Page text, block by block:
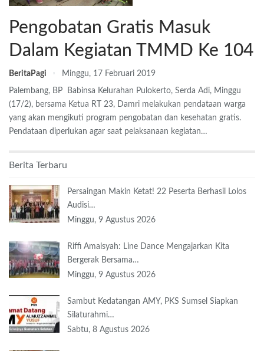
Pengobatan Gratis Masuk
Dalam Kegiatan TMMD Ke 104
BeritaPagi Minggu, 17 Februari 2019
Palembang, BP Babinsa Kelurahan Pulokerto, Serda Adi, Minggu
(17/2), bersama Ketua RT 23, Damri melakukan pendataan warga
yang akan mengikuti program pengobatan dan kesehatan gratis.
Pendataan diperlukan agar saat pelaksanaan kegiatan…
Berita Terbaru
Persaingan Makin Ketat! 22 Peserta Berhasil Lolos
Audisi…
Minggu, 9 Agustus 2026
Riffi Amalsyah: Line Dance Mengajarkan Kita
Bergerak Bersama…
Minggu, 9 Agustus 2026
Sambut Kedatangan AMY, PKS Sumsel Siapkan
Silaturahmi…
Sabtu, 8 Agustus 2026